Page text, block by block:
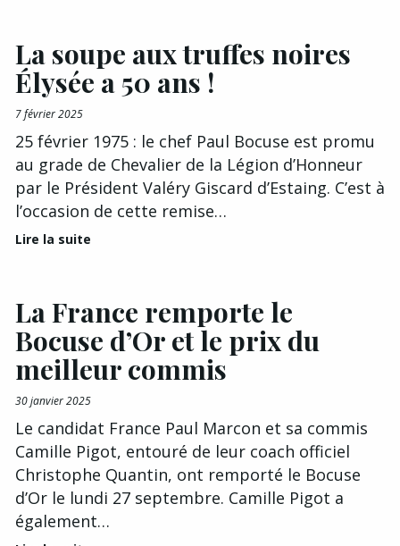
La soupe aux truffes noires
Élysée a 50 ans !
7 février 2025
25 février 1975 : le chef Paul Bocuse est promu
au grade de Chevalier de la Légion d’Honneur
par le Président Valéry Giscard d’Estaing. C’est à
l’occasion de cette remise…
Lire la suite
La France remporte le
Bocuse d’Or et le prix du
meilleur commis
30 janvier 2025
Le candidat France Paul Marcon et sa commis
Camille Pigot, entouré de leur coach officiel
Christophe Quantin, ont remporté le Bocuse
d’Or le lundi 27 septembre. Camille Pigot a
également…